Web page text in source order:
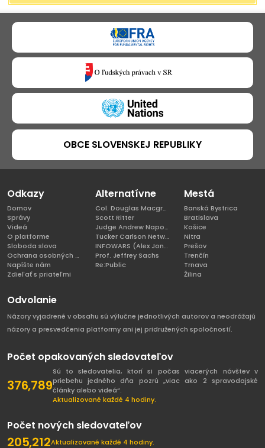
OBCE SLOVENSKEJ REPUBLIKY
Odkazy
Domov
Správy
Videá
O platforme
Sloboda slova
Ochrana osobných údajov
Napíšte nám
Zdieľať s priateľmi
Alternatívne
Col. Douglas Macgregor, Ph.D
Scott Ritter
Judge Andrew Napolitano
Tucker Carlson Network
INFOWARS (Alex Jones)
Prof. Jeffrey Sachs
Re:Public
Mestá
Banská Bystrica
Bratislava
Košice
Nitra
Prešov
Trenčín
Trnava
Žilina
Odvolanie
Názory vyjadrené v obsahu sú výlučne jednotlivých autorov a neodrážajú
názory a presvedčenia platformy ani jej pridružených spoločností.
Počet opakovaných sledovateľov
376,789
Sú to sledovatelia, ktorí si počas viacerých návštev v
priebehu jedného dňa pozrú „viac ako 2 spravodajské
články alebo videá“.
Aktualizované každé 4 hodiny.
Počet nových sledovateľov
205,212Aktualizované každé 4 hodiny.